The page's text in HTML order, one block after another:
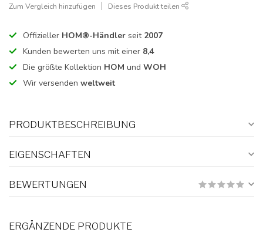
Zum Vergleich hinzufügen Dieses Produkt teilen
Offizieller HOM®-Händler seit 2007
Kunden bewerten uns mit einer 8,4
Die größte Kollektion HOM und WOH
Wir versenden weltweit
PRODUKTBESCHREIBUNG
EIGENSCHAFTEN
BEWERTUNGEN
ERGÄNZENDE PRODUKTE